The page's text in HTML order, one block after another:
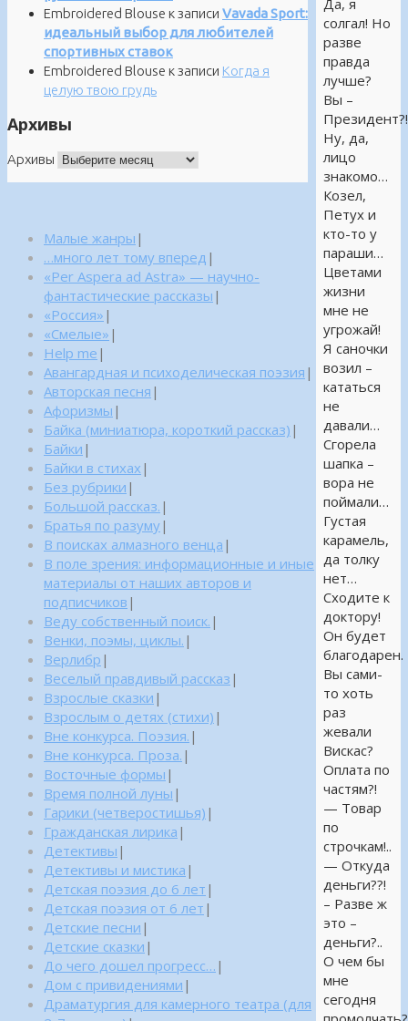
Да, я
солгал! Но
разве
правда
лучше?
Вы –
Президент?!
Ну, да,
лицо
знакомо…
Козел,
Петух и
кто-то у
параши…
Цветами
жизни
мне не
угрожай!
Я саночки
возил –
кататься
не
давали…
Сгорела
шапка –
вора не
поймали…
Густая
карамель,
да толку
нет…
Сходите к
доктору!
Он будет
благодарен.
Вы сами-
то хоть
раз
жевали
Вискас?
Оплата по
частям?!
— Товар
по
строчкам!..
— Откуда
деньги??!
– Разве ж
это –
деньги?..
О чем бы
мне
сегодня
Embroidered Blouse к записи Vavada Sport:
идеальный выбор для любителей
спортивных ставок
Embroidered Blouse к записи Когда я
целую твою грудь
Архивы
Архивы
Малые жанры |
…много лет тому вперед |
«Per Aspera ad Astra» — научно-
фантастические рассказы |
«Россия» |
«Смелые» |
Help me |
Авангардная и психоделическая поэзия |
Авторская песня |
Афоризмы |
Байка (миниатюра, короткий рассказ) |
Байки |
Байки в стихах |
Без рубрики |
Большой рассказ. |
Братья по разуму|
В поисках алмазного венца |
В поле зрения: информационные и иные
материалы от наших авторов и
подписчиков |
Веду собственный поиск. |
Венки, поэмы, циклы. |
Верлибр |
Веселый правдивый рассказ |
Взрослые сказки |
Взрослым о детях (стихи) |
Вне конкурса. Поэзия. |
Вне конкурса. Проза. |
Восточные формы |
Время полной луны |
Гарики (четверостишья) |
Гражданская лирика |
Детективы |
Детективы и мистика |
Детская поэзия до 6 лет |
Детская поэзия от 6 лет |
Детские песни |
Детские сказки |
До чего дошел прогресс… |
Дом с привидениями |
Драматургия для камерного театра (для